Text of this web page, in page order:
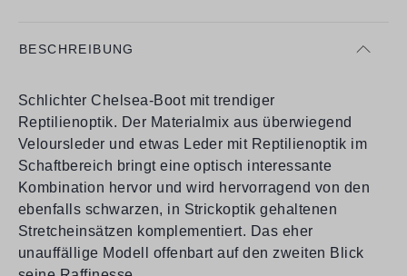
BESCHREIBUNG
Schlichter Chelsea-Boot mit trendiger
Reptilienoptik. Der Materialmix aus überwiegend
Veloursleder und etwas Leder mit Reptilienoptik im
Schaftbereich bringt eine optisch interessante
Kombination hervor und wird hervorragend von den
ebenfalls schwarzen, in Strickoptik gehaltenen
Stretcheinsätzen komplementiert. Das eher
unauffällige Modell offenbart auf den zweiten Blick